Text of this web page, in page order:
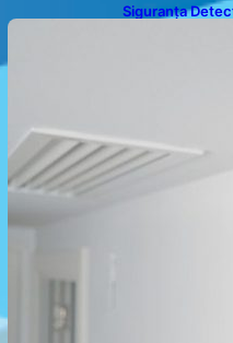
Siguranța